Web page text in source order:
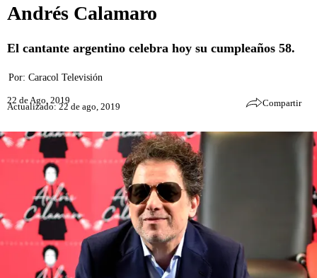
Andrés Calamaro
El cantante argentino celebra hoy su cumpleaños 58.
Por: Caracol Televisión
22 de Ago, 2019
Actualizado: 22 de ago, 2019 Compartir